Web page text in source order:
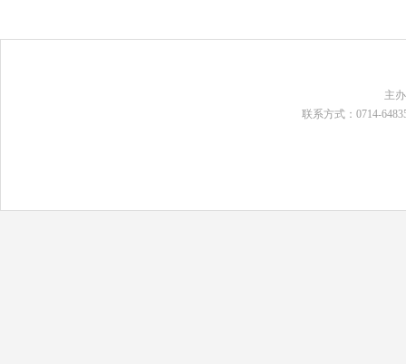
主
联系方式：0714-